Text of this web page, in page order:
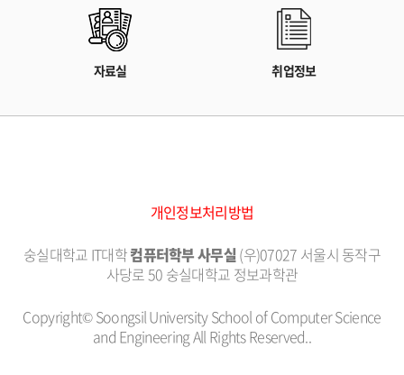
자료실 취업정보
개인정보처리방법
숭실대학교 IT대학컴퓨터학부 사무실 (우)07027 서울시 동작구
사당로 50 숭실대학교 정보과학관
Copyright© Soongsil University School of Computer Science
and Engineering All Rights Reserved..